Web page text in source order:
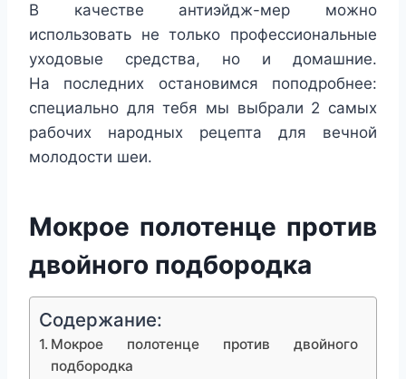
В качестве антиэйдж-мер можно
использовать не только профессиональные
уходовые средства, но и домашние.
На последних остановимся поподробнее:
специально для тебя мы выбрали 2 самых
рабочих народных рецепта для вечной
молодости шеи.
Мокрое полотенце против
двойного подбородка
Содержание:
Мокрое полотенце против двойного
подбородка